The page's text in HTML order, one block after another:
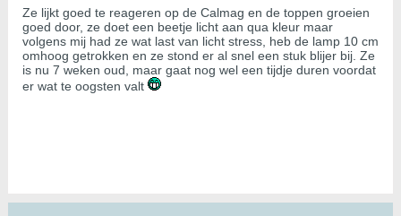
Ze lijkt goed te reageren op de Calmag en de toppen groeien
goed door, ze doet een beetje licht aan qua kleur maar
volgens mij had ze wat last van licht stress, heb de lamp 10 cm
omhoog getrokken en ze stond er al snel een stuk blijer bij. Ze
is nu 7 weken oud, maar gaat nog wel een tijdje duren voordat
er wat te oogsten valt